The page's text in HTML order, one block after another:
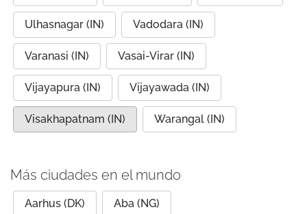
Ulhasnagar (IN) Vadodara (IN)
Varanasi (IN) Vasai-Virar (IN)
Vijayapura (IN) Vijayawada (IN)
Visakhapatnam (IN) Warangal (IN)
Más ciudades en el mundo
Aarhus (DK) Aba (NG)